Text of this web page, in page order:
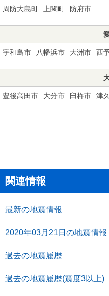
周防大島町 上関町 防府市
宇和島市 八幡浜市 大洲市 西
豊後高田市 大分市 臼杵市 津
関連情報
最新の地震情報
2020年03月21日の地震情報
過去の地震履歴
過去の地震履歴(震度3以上)